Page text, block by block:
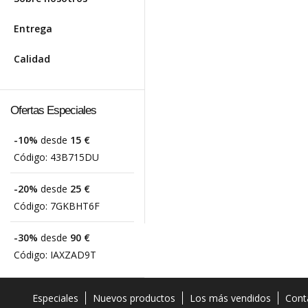
Entrega
Calidad
Ofertas Especiales
-10% desde 15 €
Código: 43B715DU
-20% desde 25 €
Código: 7GKBHT6F
-30% desde 90 €
Código: IAXZAD9T
Especiales Nuevos productos Los más vendidos